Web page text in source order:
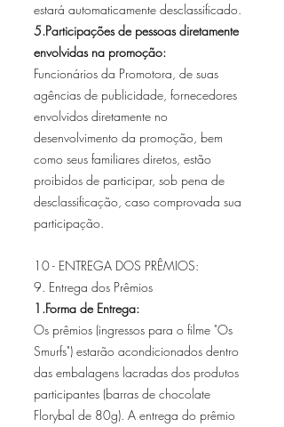
estará automaticamente desclassificado.
5.Participações de pessoas diretamente
envolvidas na promoção:
Funcionários da Promotora, de suas
agências de publicidade, fornecedores
envolvidos diretamente no
desenvolvimento da promoção, bem
como seus familiares diretos, estão
proibidos de participar, sob pena de
desclassificação, caso comprovada sua
participação.
10 - ENTREGA DOS PRÊMIOS:
9. Entrega dos Prêmios
1.Forma de Entrega:
Os prêmios (ingressos para o filme "Os
Smurfs") estarão acondicionados dentro
das embalagens lacradas dos produtos
participantes (barras de chocolate
Florybal de 80g). A entrega do prêmio